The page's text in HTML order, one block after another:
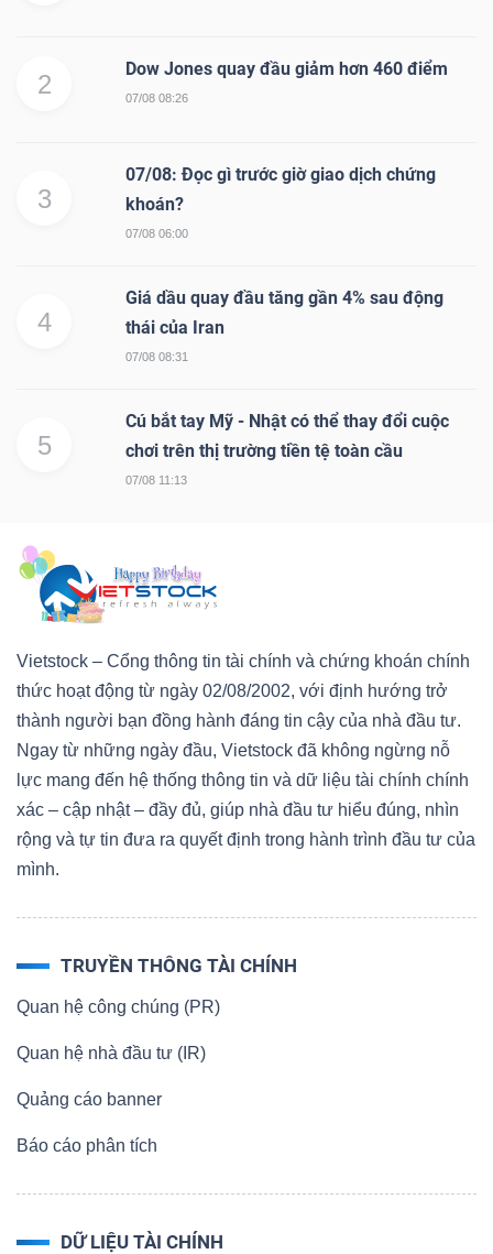
2
Dow Jones quay đầu giảm hơn 460 điểm
07/08 08:26
3
07/08: Đọc gì trước giờ giao dịch chứng
khoán?
07/08 06:00
4
Giá dầu quay đầu tăng gần 4% sau động
thái của Iran
07/08 08:31
5
Cú bắt tay Mỹ - Nhật có thể thay đổi cuộc
chơi trên thị trường tiền tệ toàn cầu
07/08 11:13
Vietstock – Cổng thông tin tài chính và chứng khoán chính
thức hoạt động từ ngày 02/08/2002, với định hướng trở
thành người bạn đồng hành đáng tin cậy của nhà đầu tư.
Ngay từ những ngày đầu, Vietstock đã không ngừng nỗ
lực mang đến hệ thống thông tin và dữ liệu tài chính chính
xác – cập nhật – đầy đủ, giúp nhà đầu tư hiểu đúng, nhìn
rộng và tự tin đưa ra quyết định trong hành trình đầu tư của
mình.
TRUYỀN THÔNG TÀI CHÍNH
Quan hệ công chúng (PR)
Quan hệ nhà đầu tư (IR)
Quảng cáo banner
Báo cáo phân tích
DỮ LIỆU TÀI CHÍNH